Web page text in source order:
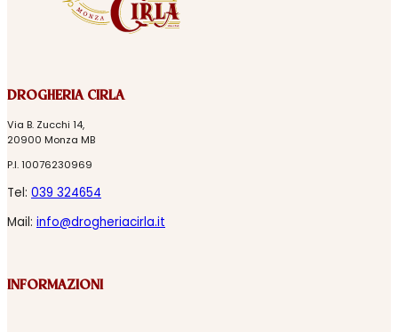
DROGHERIA CIRLA
Via B. Zucchi 14,
20900 Monza MB
P.I. 10076230969
Tel: 039 324654
Mail: info@drogheriacirla.it
INFORMAZIONI